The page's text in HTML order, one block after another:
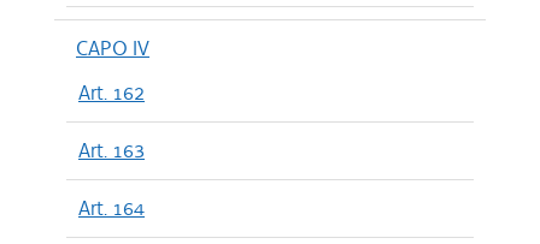
CAPO IV
Art. 162
Art. 163
Art. 164